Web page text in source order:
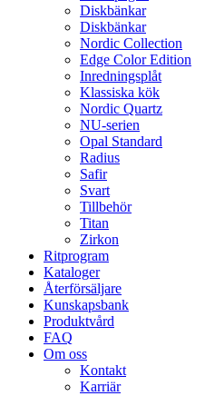
Diskbänkar
Diskbänkar
Nordic Collection
Edge Color Edition
Inredningsplåt
Klassiska kök
Nordic Quartz
NU-serien
Opal Standard
Radius
Safir
Svart
Tillbehör
Titan
Zirkon
Ritprogram
Kataloger
Återförsäljare
Kunskapsbank
Produktvård
FAQ
Om oss
Kontakt
Karriär